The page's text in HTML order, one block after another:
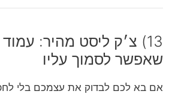
13) צ׳ק ליסט מהיר:
שאפשר לסמוך עליו
אם בא לכם לבדוק את עצמכם בלי